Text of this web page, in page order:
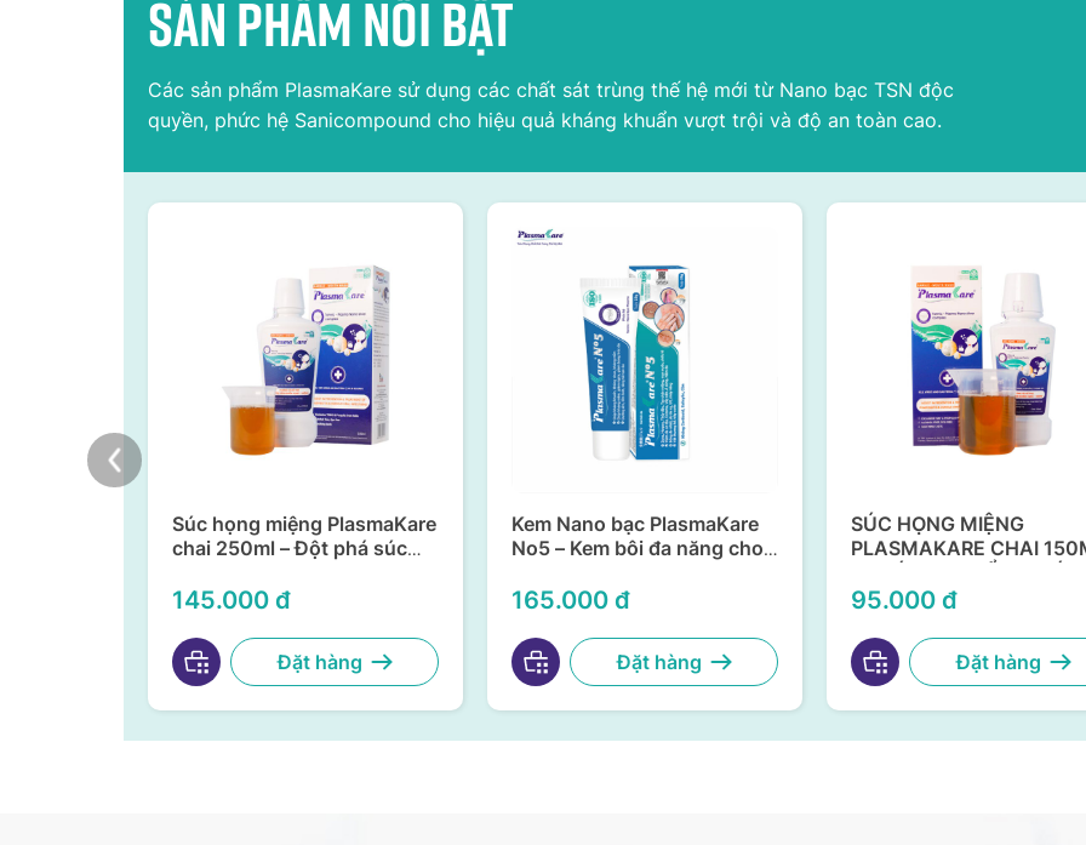
Sản phẩm nổi bật
Các sản phẩm PlasmaKare sử dụng các chất sát trùng thế hệ mới từ Nano bạc TSN độc
quyền, phức hệ Sanicompound cho hiệu quả kháng khuẩn vượt trội và độ an toàn cao.
Súc họng miệng PlasmaKare
chai 250ml – Đột phá súc
TSN
145.000 đ
Đặt hàng
Kem Nano bạc PlasmaKare
No5 – Kem bôi đa năng cho
165.000 đ
Đặt hàng
SÚC HỌNG MIỆNG
PLASMAKARE CHAI
VIRUS, CHỐNG VIÊM TẠI
95.000 đ
Đặt hàng